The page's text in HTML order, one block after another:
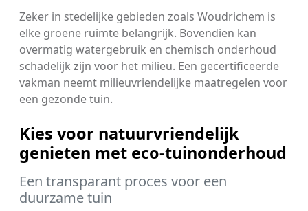
Zeker in stedelijke gebieden zoals Woudrichem is
elke groene ruimte belangrijk. Bovendien kan
overmatig watergebruik en chemisch onderhoud
schadelijk zijn voor het milieu. Een gecertificeerde
vakman neemt milieuvriendelijke maatregelen voor
een gezonde tuin.
Kies voor natuurvriendelijk
genieten met eco-tuinonderhoud
Een transparant proces voor een
duurzame tuin